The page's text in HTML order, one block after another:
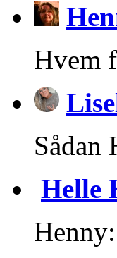
Hvem
Sådan
Helle